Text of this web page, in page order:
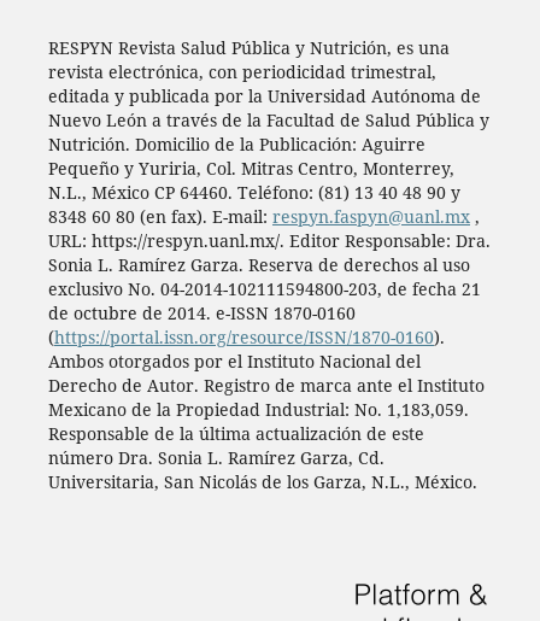
RESPYN Revista Salud Pública y Nutrición, es una
revista electrónica, con periodicidad trimestral,
editada y publicada por la Universidad Autónoma de
Nuevo León a través de la Facultad de Salud Pública y
Nutrición. Domicilio de la Publicación: Aguirre
Pequeño y Yuriria, Col. Mitras Centro, Monterrey,
N.L., México CP 64460. Teléfono: (81) 13 40 48 90 y
8348 60 80 (en fax). E-mail: respyn.faspyn@uanl.mx,
URL: https://respyn.uanl.mx/. Editor Responsable: Dra.
Sonia L. Ramírez Garza. Reserva de derechos al uso
exclusivo No. 04-2014-102111594800-203, de fecha 21
de octubre de 2014. e-ISSN 1870-0160
(https://portal.issn.org/resource/ISSN/1870-0160).
Ambos otorgados por el Instituto Nacional del
Derecho de Autor. Registro de marca ante el Instituto
Mexicano de la Propiedad Industrial: No. 1,183,059.
Responsable de la última actualización de este
número Dra. Sonia L. Ramírez Garza, Cd.
Universitaria, San Nicolás de los Garza, N.L., México.